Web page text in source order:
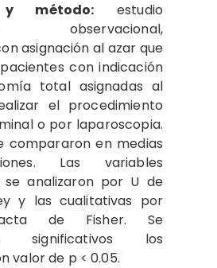
y método: estudio
observacional,
asignación al azar que
con indicación
total asignadas al
el procedimiento
o por laparoscopia.
compararon en medias
Las variables
se analizaron por U de
y las cualitativas por
de Fisher. Se
significativos los
valor de p < 0.05.